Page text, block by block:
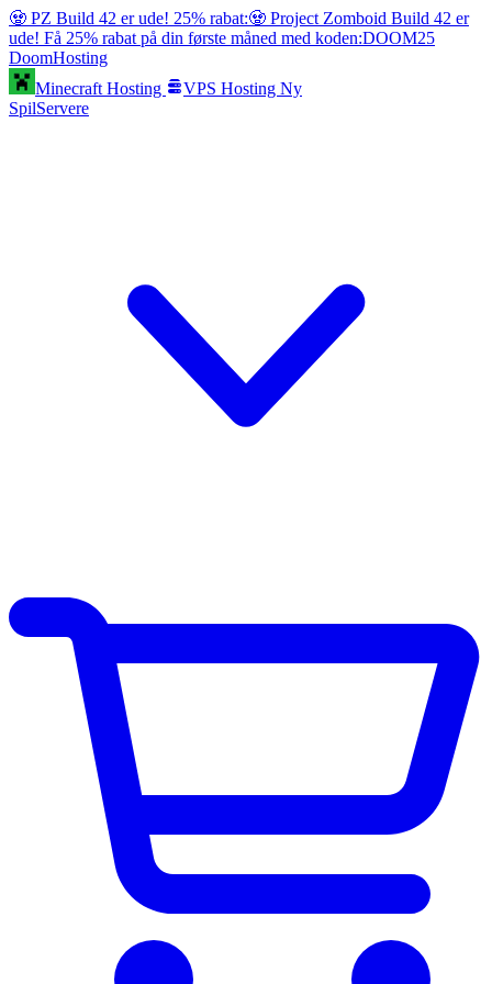
🧟 PZ Build 42 er ude! 25% rabat:🧟 Project Zomboid Build 42 er
ude! Få 25% rabat på din første måned med koden:DOOM25
DoomHosting
Minecraft Hosting
VPS Hosting Ny
SpilServere